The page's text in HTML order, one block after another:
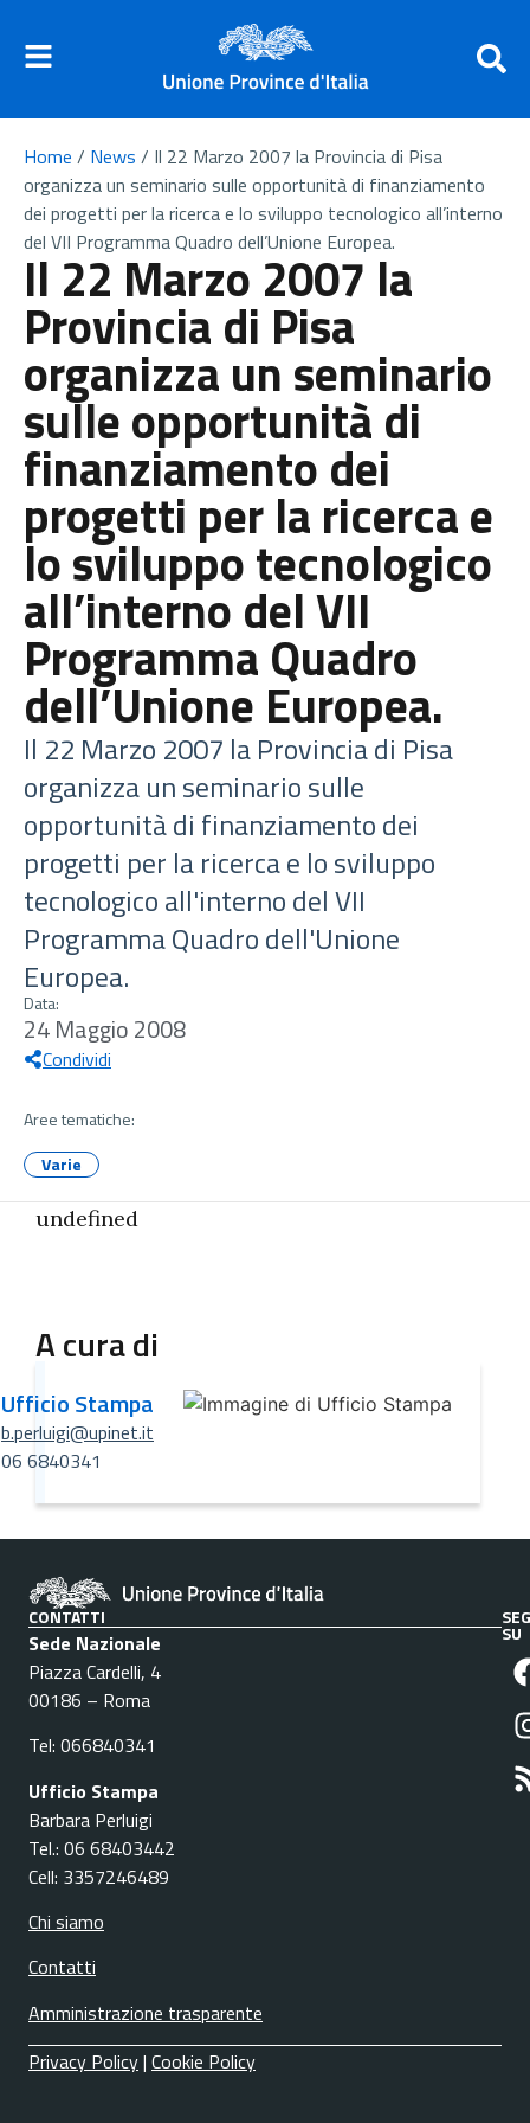
Home / News / Il 22 Marzo 2007 la Provincia di Pisa
organizza un seminario sulle opportunità di finanziamento
dei progetti per la ricerca e lo sviluppo tecnologico all’interno
del VII Programma Quadro dell’Unione Europea.
Il 22 Marzo 2007 la
Provincia di Pisa
organizza un seminario
sulle opportunità di
finanziamento dei
progetti per la ricerca e
lo sviluppo tecnologico
all’interno del VII
Programma Quadro
dell’Unione Europea.
Il 22 Marzo 2007 la Provincia di Pisa
organizza un seminario sulle
opportunità di finanziamento dei
progetti per la ricerca e lo sviluppo
tecnologico all'interno del VII
Programma Quadro dell'Unione
Europea.
Data:
24 Maggio 2008
Condividi
Aree tematiche:
Varie
undefined
A cura di
Ufficio Stampa
b.perluigi@upinet.it
06 6840341
CONTATTI
Sede Nazionale
Piazza Cardelli, 4
00186 – Roma
Tel: 066840341
Ufficio Stampa
Barbara Perluigi
Tel.: 06 68403442
Cell: 3357246489
Chi siamo
Contatti
Amministrazione trasparente
SU
Privacy Policy| Cookie Policy